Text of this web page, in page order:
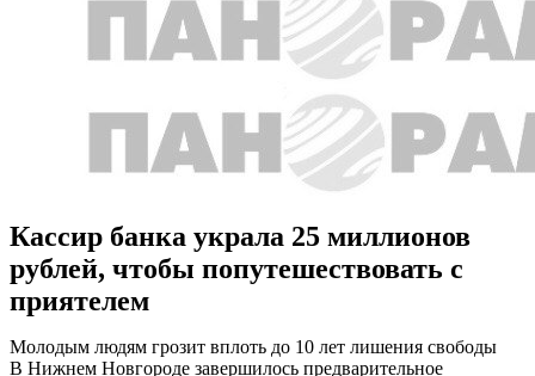
Кассир банка украла 25 миллионов
рублей, чтобы попутешествовать с
приятелем
Молодым людям грозит вплоть до 10 лет лишения свободы
В Нижнем Новгороде завершилось предварительное